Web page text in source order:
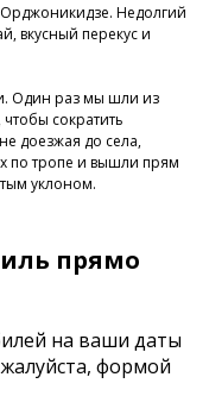
Орджоникидзе. Недолгий
вкусный перекус и
Один раз мы шли из
сократить
доезжая до села,
по тропе и вышли прям
уклоном.
прямо
на ваши даты
формой